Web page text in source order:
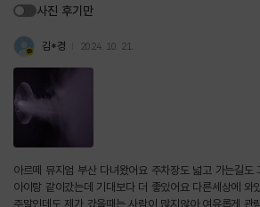
사진 후기만
김*경 2024. 10. 21.
아르떼 뮤지엄 부산 다녀왔어요 주차장도 넓고 가는길도
아이랑 같이갔는데 기대보다 더 좋았어요 다른세상에 와
주말인데도 제가 갔을때는 사람이 많지않아 여유롭게 관